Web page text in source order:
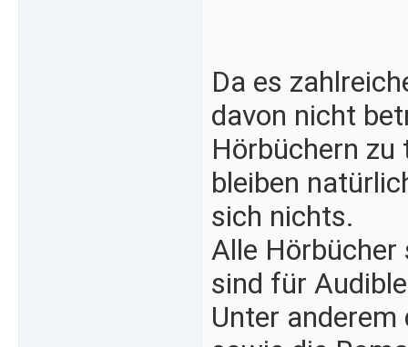
Da es
davon nicht
Hörbüchern
bleiben
sich nichts.
Alle Hörbücher
sind für
Unter